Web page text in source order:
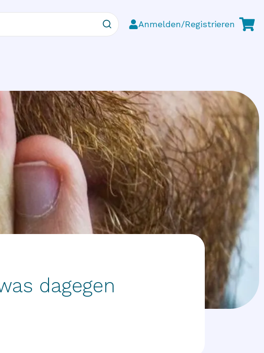
Anmelden/Registrieren
dagegen